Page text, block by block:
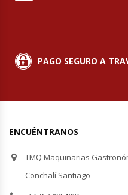
Repuestos Hornos Turbos
PAGO SEGURO A
ENCUÉNTRANOS
TMQ Maquinarias
Conchalí Santiago